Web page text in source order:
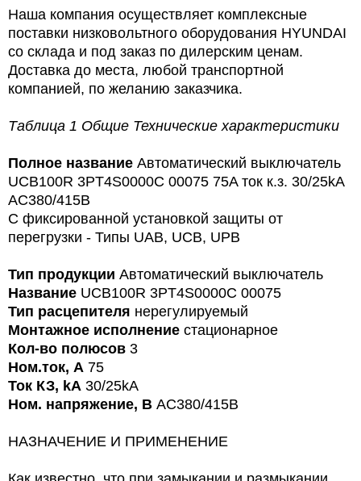
Наша компания осуществляет комплексные
поставки низковольтного оборудования HYUNDAI
со склада и под заказ по дилерским ценам.
Доставка до места, любой транспортной
компанией, по желанию заказчика.
Таблица 1 Общие Технические характеристики
Полное название Автоматический выключатель
UCB100R 3PT4S0000C 00075 75A ток к.з. 30/25kA
AC380/415В
С фиксированной установкой защиты от
перегрузки - Типы UAB, UCB, UPB
Тип продукции Автоматический выключатель
Название UCB100R 3PT4S0000C 00075
Тип расцепителя нерегулируемый
Монтажное исполнение стационарное
Кол-во полюсов 3
Ном.ток, А 75
Ток КЗ, kA 30/25kA
Ном. напряжение, В AC380/415В
НАЗНАЧЕНИЕ И ПРИМЕНЕНИЕ